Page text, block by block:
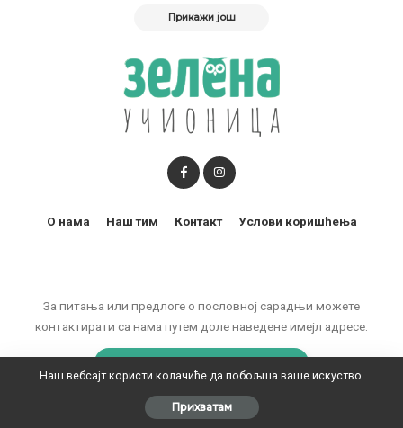
Прикажи још
За питања или предлоге о пословној сарадњи можете
контактирати са нама путем доле наведене имејл адресе:
О нама Наш тим Контакт Услови коришћења
Наш вебсајт користи колачиће да побољша ваше искуство.
Прихватам